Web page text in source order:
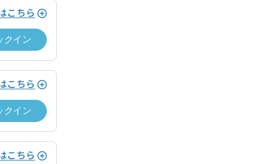
こちら
クイン
こちら
クイン
こちら
）
プション利用がある場合、当日運営ホストへ支払い
）
プション利用がある場合、当日運営ホストへ支払い
，JCB, American Express, Diners）